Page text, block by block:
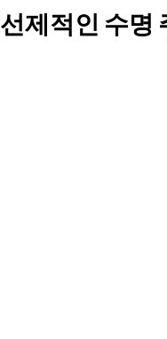
선제적인 수명